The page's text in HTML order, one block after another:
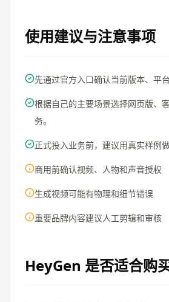
使用建议与注意事项
先通过官方入口确认当前版本、平
根据自己的主要场景选择网页版、
务。
正式投入业务前，建议用真实样例
商用前确认视频、人物和声音授权
生成视频可能有物理和细节错误
重要品牌内容建议人工剪辑和审核
HeyGen 是否适合购